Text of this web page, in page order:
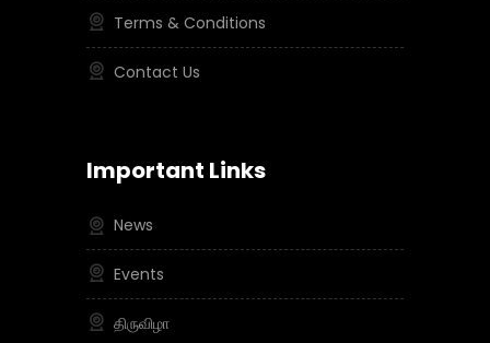
Terms & Conditions
Contact Us
Important Links
News
Events
திருவிழா